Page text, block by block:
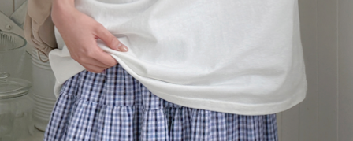
베스트
MADE
세트할인 ~30%
하객룩
블라우스
원피스